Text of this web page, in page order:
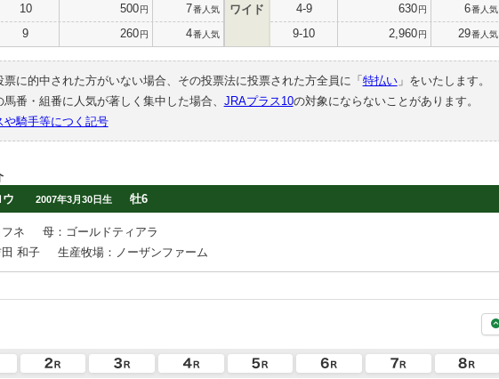
10 500円 7番人気
9 260円 4番人気
ワイド 4-9 630円 6番人気
9-10 2,960円 29番人気
票に的中された方がいない場合、その投票法に投票された方全員に「 特払い」をいたします。
馬番・組番に人気が著しく集中した場合、 JRAプラス10の対象にならないことがあります。
や騎手等につく記号
ウ
2007年3月30日生 牡6
ネ
母：ゴールドティアラ
和子
生産牧場：ノーザンファーム